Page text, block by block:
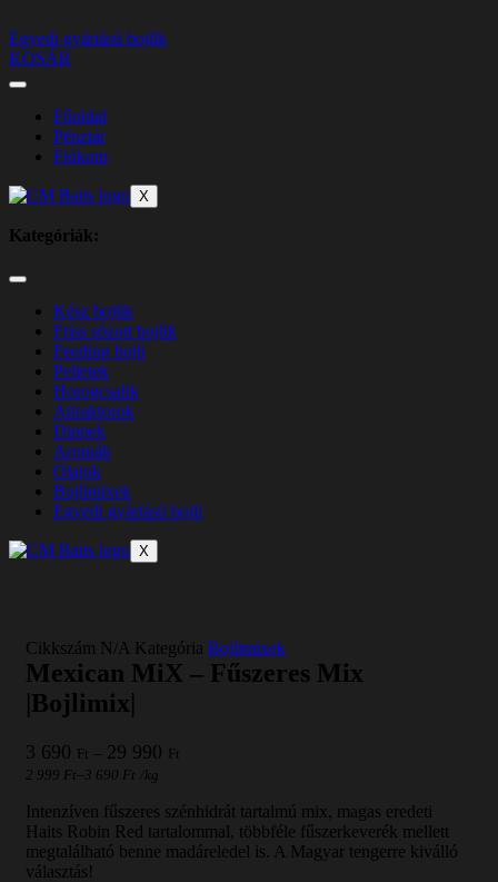
Egyedi gyártású bojlik
KOSÁR
Főoldal
Pénztár
Fiókom
X
Kategóriák:
Kész bojlik
Friss sózott bojlik
Feeding bojli
Pelletek
Horogcsalik
Attraktorok
Dippek
Aromák
Olajok
Bojlimixek
Egyedi gyártású bojli
X
Cikkszám N/A Kategória Bojlimixek
Mexican MiX – Fűszeres Mix
|Bojlimix|
3 690 Ft – 29 990 Ft
-
29
990 Ft
2 999 Ft 3 690 Ft kg
Intenzíven fűszeres szénhidrát tartalmú mix, magas eredeti
Haits Robin Red tartalommal, többféle fűszerkeverék mellett
megtalálható benne madáreledel is. A Magyar tengerre kiválló
választás!